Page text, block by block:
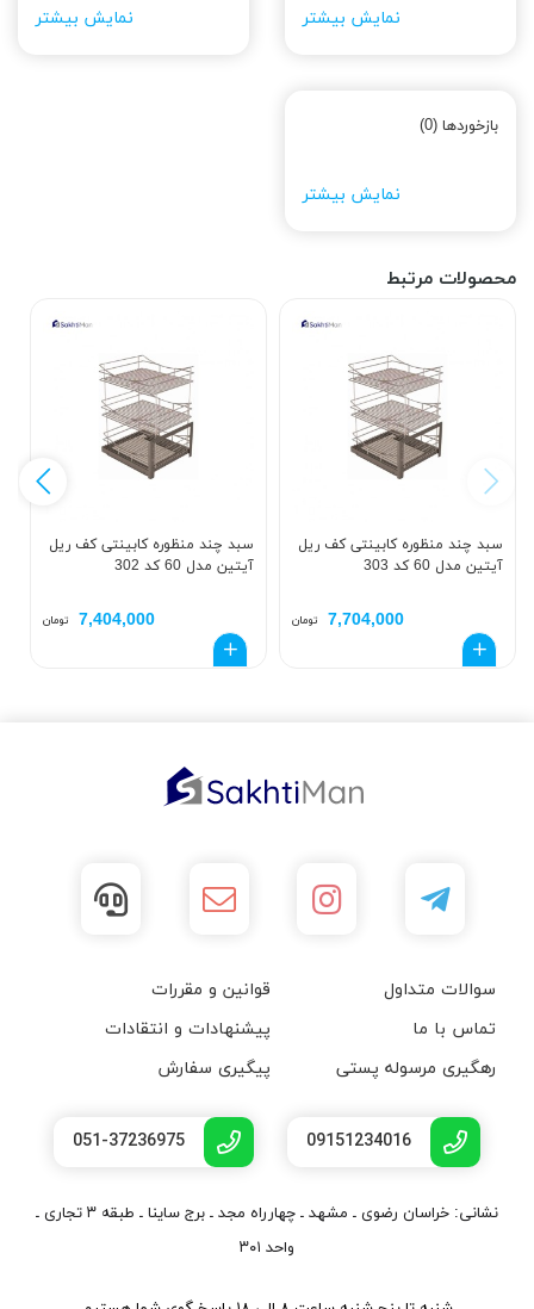
نمایش بیشتر نمایش بیشتر
بازخوردها (0)
نمایش بیشتر
محصولات مرتبط
سبد چند منظوره کابینتی کف ریل
آیتین مدل 60 کد 303
7,704,000 تومان
سبد چند منظوره کابینتی کف ریل
آیتین مدل 60 کد 302
7,404,000 تومان
سوالات متداول
قوانین و مقررات
تماس با ما
پیشنهادات و انتقادات
رهگیری مرسوله پستی
پیگیری سفارش
09151234016
051-37236975
نشانی: خراسان رضوی ـ مشهد ـ چهارراه مجد ـ برج ساینا ـ طبقه ۳ تجاری ـ
واحد ۳۰۱